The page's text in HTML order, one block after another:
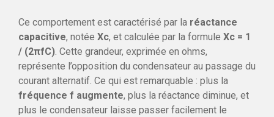
Ce comportement est caractérisé par la réactance
capacitive, notée Xc, et calculée par la formule Xc = 1
/ (2πfC). Cette grandeur, exprimée en ohms,
représente l’opposition du condensateur au passage du
courant alternatif. Ce qui est remarquable : plus la
fréquence f augmente, plus la réactance diminue, et
plus le condensateur laisse passer facilement le